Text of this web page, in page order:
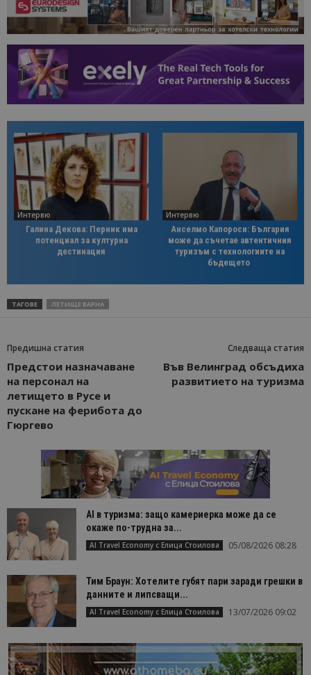
Интервю
Галина Декова: Перник има
потенциал за културна
дестинация
Интервю
Анселмо Капороси: България
може да съчетае автентичния
туризъм с технологиите на
бъдещето
ТАГОВЕ ЛЕТИЩЕ ВАРНА
Предишна статия
Предстои назначаване
на персонал на
летището в Русе и
пускане на ферибота до
Гюргево
Следваща статия
Във Велинград обсъдиха
развитието на туризма
AI в туризма: защо камериерка може да се
окаже по-трудна за...
AI Travel Economy с Елица Стоилова 05/08/2026 08:28
Тим Браун: Хотелите губят пари заради грешки в
данните и липсващи...
AI Travel Economy с Елица Стоилова 13/07/2026 09:02